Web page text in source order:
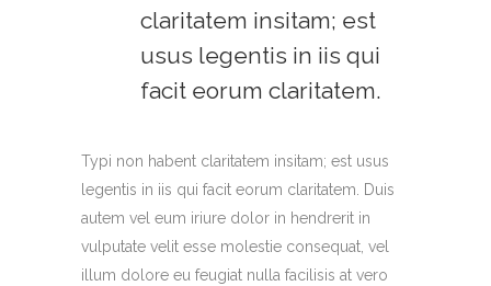
claritatem insitam; est
usus legentis in iis qui
facit eorum claritatem.
Typi non habent claritatem insitam; est usus
legentis in iis qui facit eorum claritatem. Duis
autem vel eum iriure dolor in hendrerit in
vulputate velit esse molestie consequat, vel
illum dolore eu feugiat nulla facilisis at vero